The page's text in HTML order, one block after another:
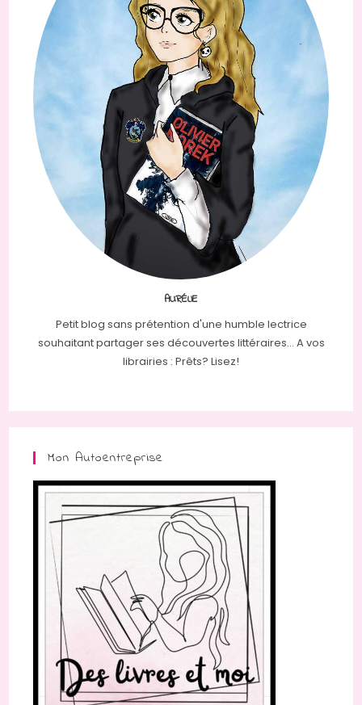
AURÉLIE
Petit blog sans prétention d'une humble lectrice
souhaitant partager ses découvertes littéraires... A vos
librairies : Prêts? Lisez!
Mon Autoentreprise